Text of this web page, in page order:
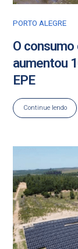
PORTO ALEGRE
O
aumentou
EPE
Continue lendo